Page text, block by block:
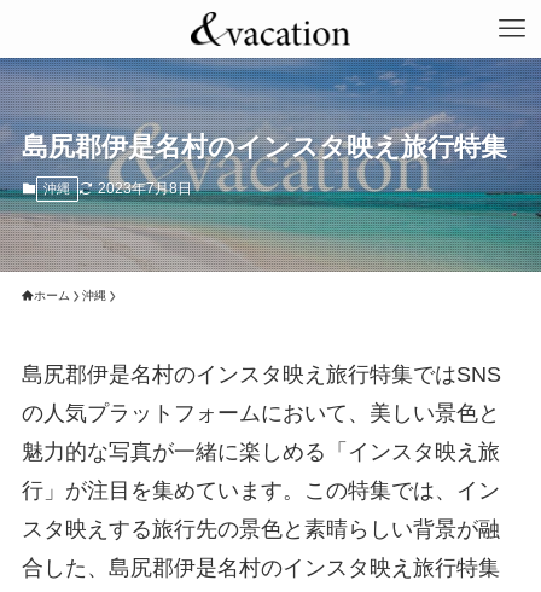
島尻郡伊是名村のインスタ映え旅行特集
沖縄 2023年7月8日
ホーム 沖縄
島尻郡伊是名村のインスタ映え旅行特集ではSNS
の人気プラットフォームにおいて、美しい景色と
魅力的な写真が一緒に楽しめる「インスタ映え旅
行」が注目を集めています。この特集では、イン
スタ映えする旅行先の景色と素晴らしい背景が融
合した、島尻郡伊是名村のインスタ映え旅行特集